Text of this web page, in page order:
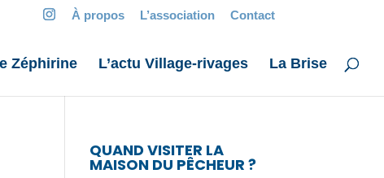
À propos L’association Contact
Zéphirine L’actu Village-rivages La Brise
QUAND VISITER LA
MAISON DU PÊCHEUR ?